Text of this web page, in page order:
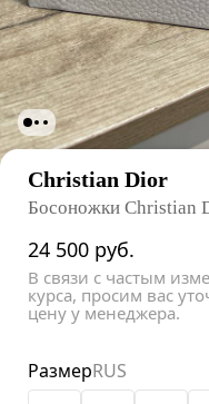
Christian Dior
Босоножки Christian
24 500 руб.
В связи с частым
курса, просим вас
цену у менеджера.
РазмерRUS